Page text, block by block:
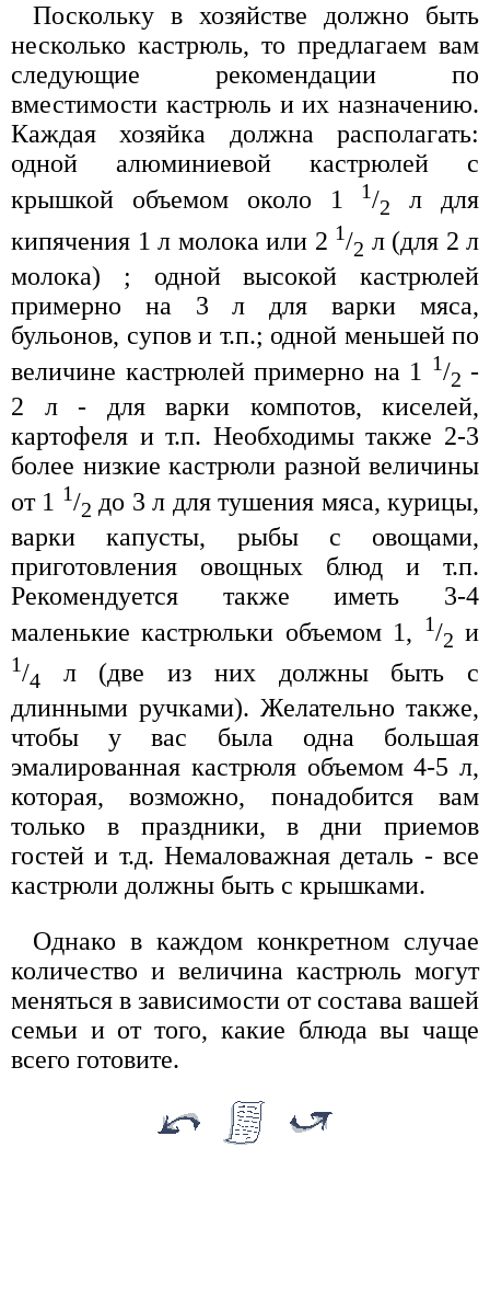
Поскольку в хозяйстве должно быть
несколько кастрюль, то предлагаем вам
следующие рекомендации по
вместимости кастрюль и их назначению.
Каждая хозяйка должна располагать:
одной алюминиевой кастрюлей с
крышкой объемом около 1
1/2
л для
кипячения 1 л молока или 2 1/2 л (для 2 л
молока) ; одной высокой кастрюлей
примерно на 3 л для варки мяса,
бульонов, супов и т.п.; одной меньшей по
величине кастрюлей примерно на 1
1/2 -
2 л - для варки компотов, киселей,
картофеля и т.п. Необходимы также 2-3
более низкие кастрюли разной величины
от 1 1/2 до 3 л для тушения мяса, курицы,
варки капусты, рыбы с овощами,
приготовления овощных блюд и т.п.
Рекомендуется также иметь 3-4
маленькие кастрюльки объемом 1,
1/2 и
1/4 л (две из них должны быть с
длинными ручками). Желательно также,
чтобы у вас была одна большая
эмалированная кастрюля объемом 4-5 л,
которая, возможно, понадобится вам
только в праздники, в дни приемов
гостей и т.д. Немаловажная деталь - все
кастрюли должны быть с крышками.
Однако в каждом конкретном случае
количество и величина кастрюль могут
меняться в зависимости от состава вашей
семьи и от того, какие блюда вы чаще
всего готовите.